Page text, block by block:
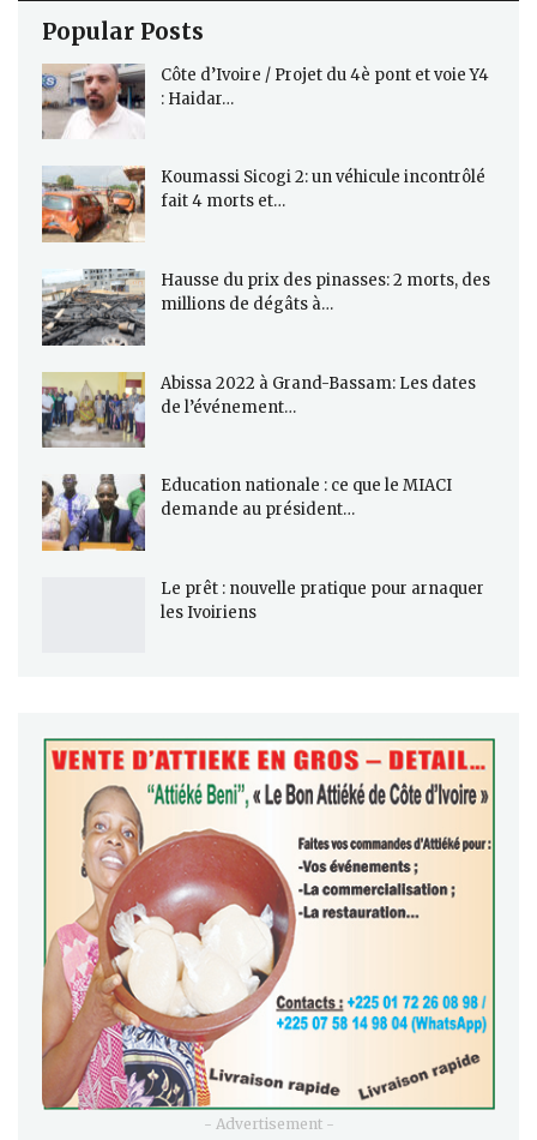
Popular Posts
Côte d’Ivoire / Projet du 4è pont et voie Y4
: Haidar…
Koumassi Sicogi 2: un véhicule incontrôlé
fait 4 morts et…
Hausse du prix des pinasses: 2 morts, des
millions de dégâts à…
Abissa 2022 à Grand-Bassam: Les dates
de l’événement…
Education nationale : ce que le MIACI
demande au président…
Le prêt : nouvelle pratique pour arnaquer
les Ivoiriens
- Advertisement -